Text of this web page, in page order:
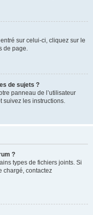
sur celui-ci, cliquez sur le
de page.
de sujets ?
panneau de l’utilisateur
suivez les instructions.
?
types de fichiers joints. Si
chargé, contactez